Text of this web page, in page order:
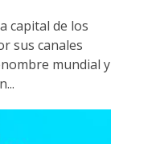
capital de los
sus canales
mundial y